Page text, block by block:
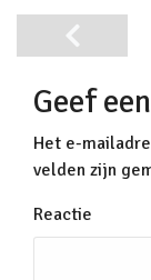
Geef
Het e-
velden zijn
Reactie